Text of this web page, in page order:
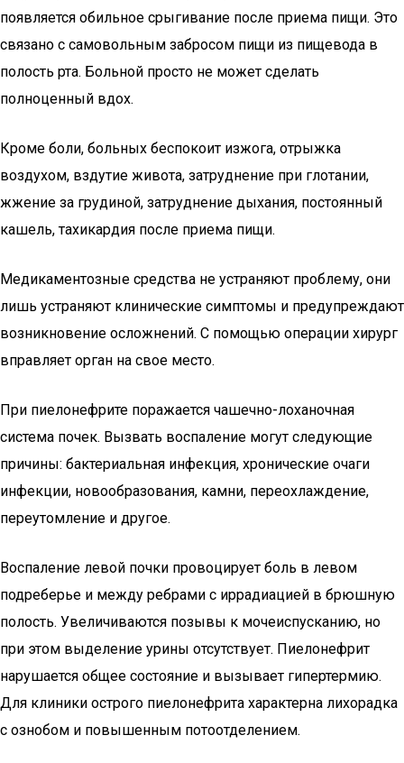
появляется обильное срыгивание после приема пищи. Это
связано с самовольным забросом пищи из пищевода в
полость рта. Больной просто не может сделать
полноценный вдох.
Кроме боли, больных беспокоит изжога, отрыжка
воздухом, вздутие живота, затруднение при глотании,
жжение за грудиной, затруднение дыхания, постоянный
кашель, тахикардия после приема пищи.
Медикаментозные средства не устраняют проблему, они
лишь устраняют клинические симптомы и предупреждают
возникновение осложнений. С помощью операции хирург
вправляет орган на свое место.
При пиелонефрите поражается чашечно-лоханочная
система почек. Вызвать воспаление могут следующие
причины: бактериальная инфекция, хронические очаги
инфекции, новообразования, камни, переохлаждение,
переутомление и другое.
Воспаление левой почки провоцирует боль в левом
подреберье и между ребрами с иррадиацией в брюшную
полость. Увеличиваются позывы к мочеиспусканию, но
при этом выделение урины отсутствует. Пиелонефрит
нарушается общее состояние и вызывает гипертермию.
Для клиники острого пиелонефрита характерна лихорадка
с ознобом и повышенным потоотделением.